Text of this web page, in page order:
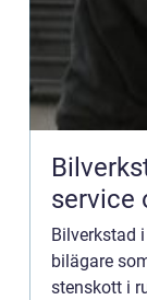
service
Bilverkstad
bilägare
stenskott i